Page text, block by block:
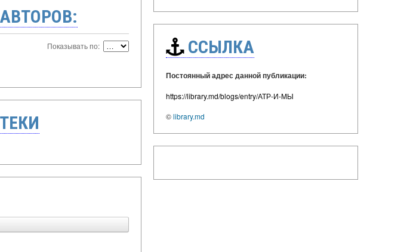
Показывать по: ССЫЛКА
Постоянный адрес данной публикации:
https://library.md/blogs/entry/АТР-И-МЫ
©library.md